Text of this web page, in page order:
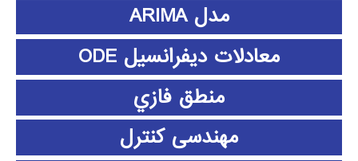
مدل ARIMA
معادلات دیفرانسیل ODE
منطق فازي
مهندسی کنترل